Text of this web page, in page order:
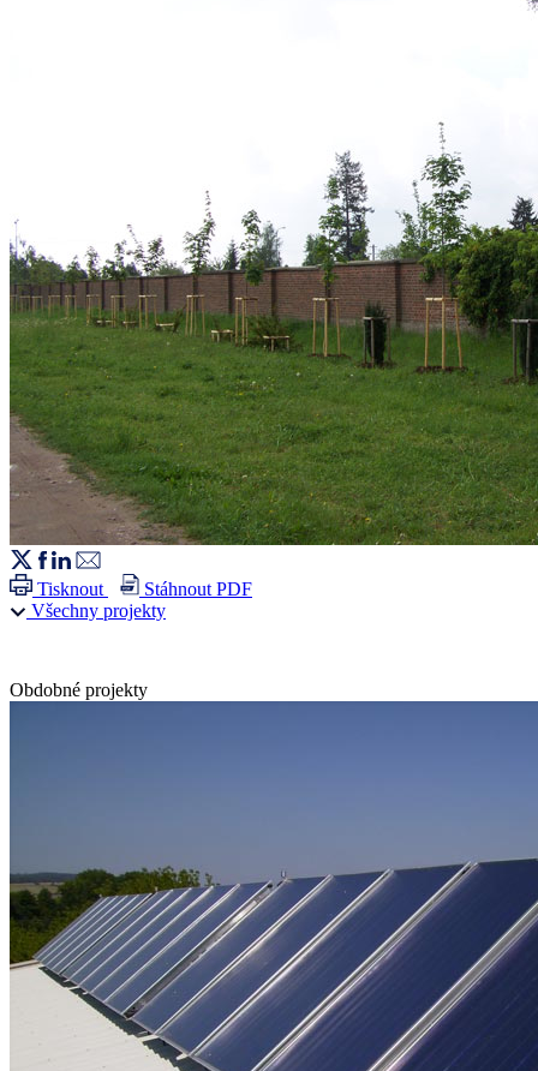
Tisknout
Stáhnout PDF
Všechny projekty
Obdobné projekty